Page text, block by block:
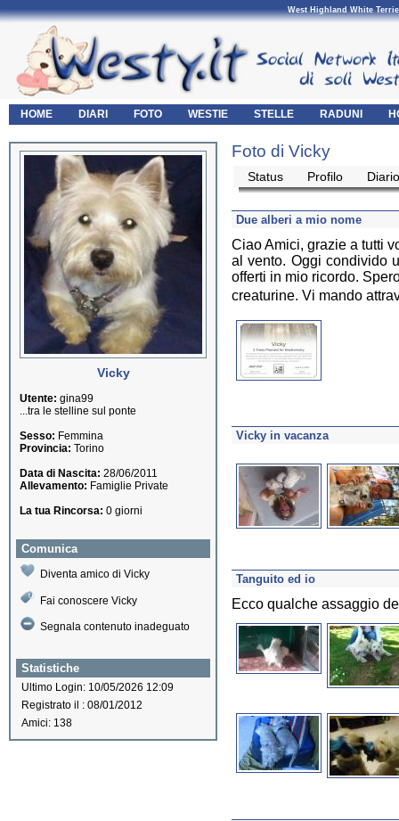
West Highland White
HOME DIARI FOTO WESTIE STELLE RADUNI
Vicky
Utente: gina99
...tra le stelline sul ponte
Sesso: Femmina
Provincia: Torino
Data di Nascita: 28/06/2011
Allevamento: Famiglie Private
La tua Rincorsa: 0 giorni
Comunica
Diventa amico di Vicky
Fai conoscere Vicky
Segnala contenuto inadeguato
Statistiche
Ultimo Login: 10/05/2026 12:09
Registrato il : 08/01/2012
Amici: 138
Foto di Vicky
Status Profilo Diario
Due alberi a mio nome
Ciao Amici, grazie a tutti
al vento. Oggi condivido
offerti in mio ricordo.
creaturine. Vi mando
Vicky in vacanza
Tanguito ed io
Ecco qualche assaggio